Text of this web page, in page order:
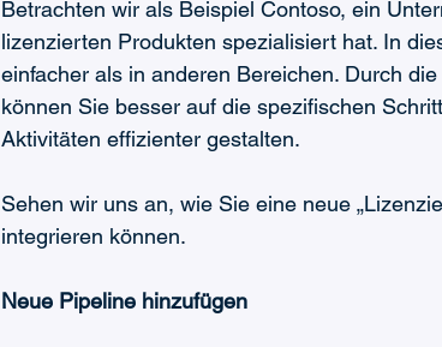
Betrachten wir als Beispiel Contoso, ein
lizenzierten Produkten spezialisiert hat. In
einfacher als in anderen Bereichen. Durch
können Sie besser auf die spezifischen
Aktivitäten effizienter gestalten.
Sehen wir uns an, wie Sie eine neue
integrieren können.
Neue Pipeline hinzufügen